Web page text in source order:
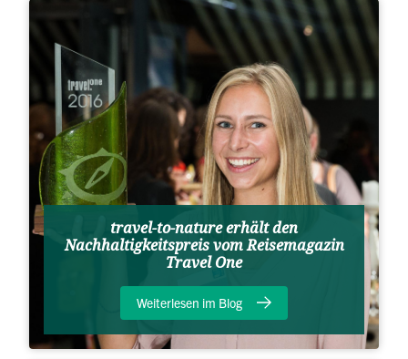
travel-to-nature erhält den
Nachhaltigkeitspreis vom Reisemagazin
Travel One
Weiterlesen im Blog